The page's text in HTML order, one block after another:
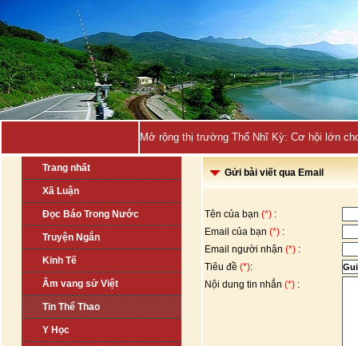
Mở rộng thị trường Thổ Nhĩ Kỳ: Cơ hội lớn
Trang nhất
Xã Luận
Đọc Báo Trong Nước
Truyện Ngắn
Kinh Tế
Âm vang sử Việt
Tin Thể Thao
Y Học
Gửi bài viết qua Email
Tên của bạn (*) :
Email của bạn (*) :
Email người nhận (*) :
Tiêu đề (*):
Nội dung tin nhắn (*) :